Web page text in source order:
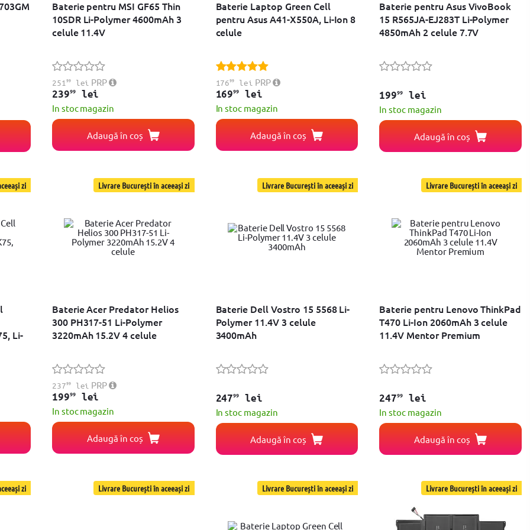
Baterie pentru MSI GF65 Thin
10SDR Li-Polymer 4600mAh 3
celule 11.4V
251 99lei PRP
23999lei
In stoc magazin
Adaugă în coș
Baterie Laptop Green Cell
pentru Asus A41-X550A, Li-Ion 8
celule
17699 lei PRP
16999
lei
In stoc magazin
Adaugă în coș
Baterie pentru Asus VivoBook
15 R565JA-EJ283T Li-Polymer
4850mAh 2 celule 7.7V
19999
lei
In stoc magazin
Adaugă în coș
zi
Li-
Livrare București în aceeași zi
Baterie Acer Predator Helios
300 PH317-51 Li-Polymer
3220mAh 15.2V 4 celule
23799lei PRP
19999lei
In stoc magazin
Adaugă în coș
Livrare București în aceeași zi
Baterie Dell Vostro 15 5568 Li-
Polymer 11.4V 3 celule
3400mAh
24799
lei
In stoc magazin
Adaugă în coș
Livrare București în aceeași zi
Baterie pentru Lenovo ThinkPad
T470 Li-Ion 2060mAh 3 celule
11.4V Mentor Premium
24799
lei
In stoc magazin
Adaugă în coș
zi Livrare București în aceeași zi Livrare București în aceeași zi Livrare București în aceeași zi